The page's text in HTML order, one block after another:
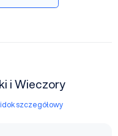
i Wieczory
szczegółowy